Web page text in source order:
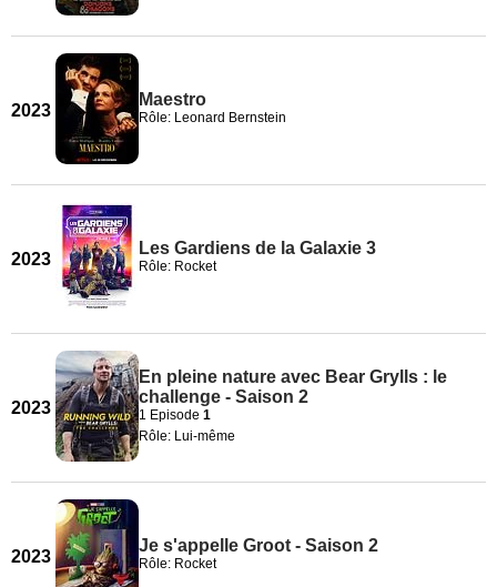
2023
Maestro
Rôle: Leonard Bernstein
2023
Les Gardiens de la Galaxie 3
Rôle: Rocket
2023
En pleine nature avec Bear Grylls : le
challenge - Saison 2
1 Episode 1
Rôle: Lui-même
2023
Je s'appelle Groot - Saison 2
Rôle: Rocket